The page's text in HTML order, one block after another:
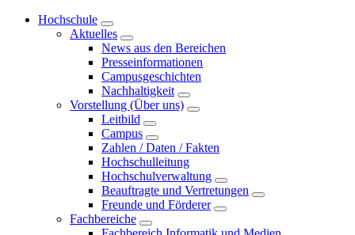
Hochschule
Aktuelles
News aus den Bereichen
Presseinformationen
Campusgeschichten
Nachhaltigkeit
Vorstellung (Über uns)
Leitbild
Campus
Zahlen / Daten / Fakten
Hochschulleitung
Hochschulverwaltung
Beauftragte und Vertretungen
Freunde und Förderer
Fachbereiche